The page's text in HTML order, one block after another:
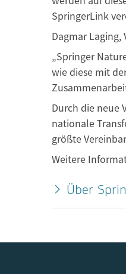
SpringerLink
Dagmar
„Springer
wie diese mit
Durch die neue
nationale
größte
Weitere
Über